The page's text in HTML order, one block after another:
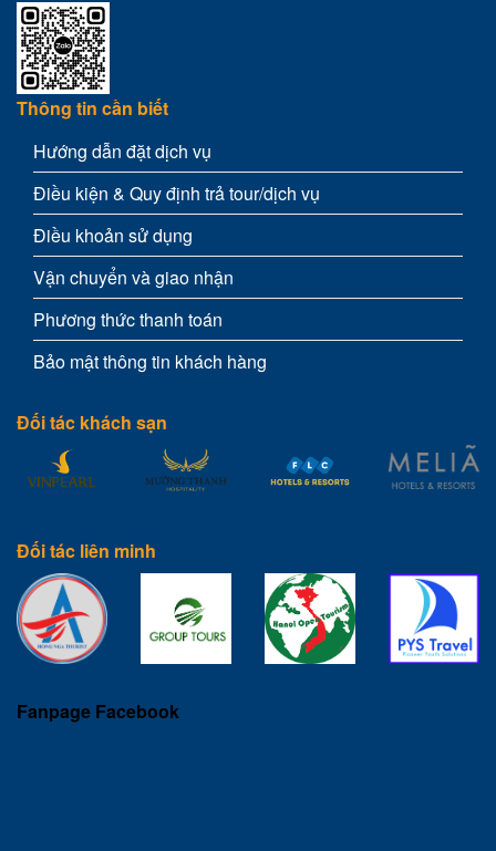
Thông tin cần biết
Hướng dẫn đặt dịch vụ
Điều kiện & Quy định trả tour/dịch vụ
Điều khoản sử dụng
Vận chuyển và giao nhận
Phương thức thanh toán
Bảo mật thông tin khách hàng
Đối tác khách sạn
Đối tác liên minh
Fanpage Facebook